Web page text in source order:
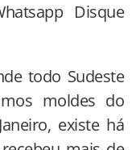
Disque
todo Sudeste
moldes do
existe há